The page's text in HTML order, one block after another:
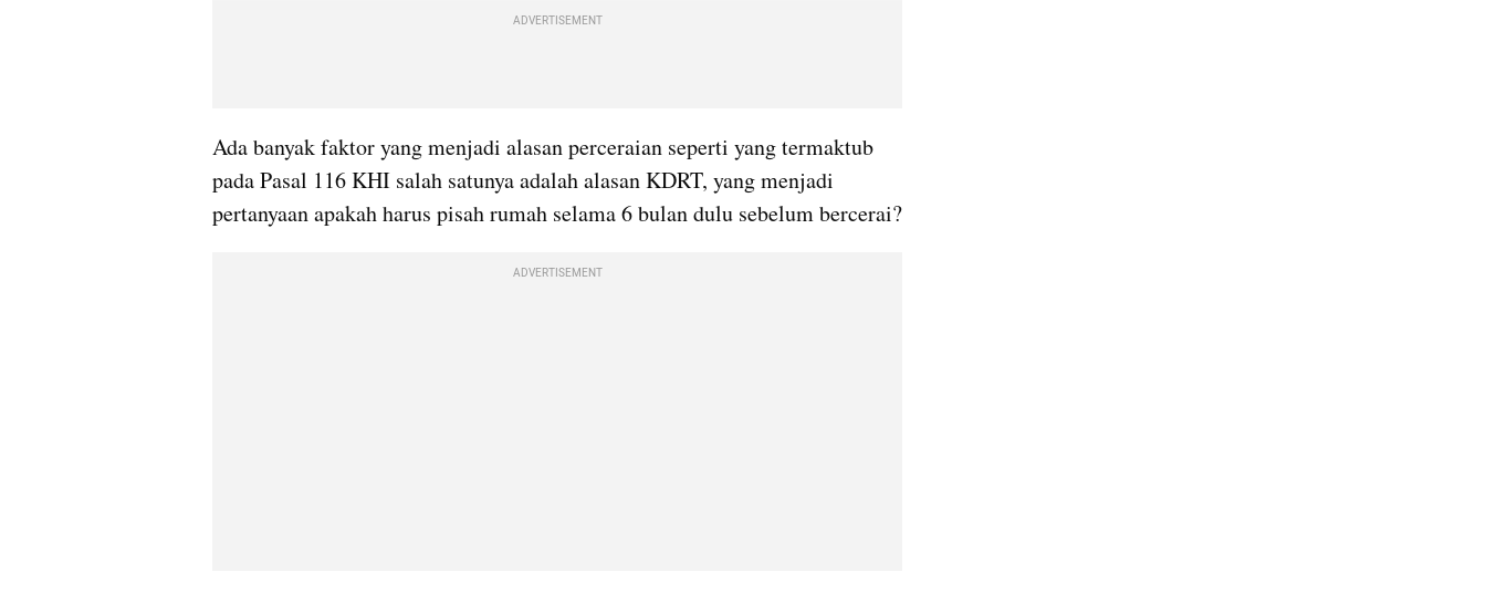
ADVERTISEMENT
Ada banyak faktor yang menjadi alasan perceraian seperti yang termaktub
pada Pasal 116 KHI salah satunya adalah alasan KDRT, yang menjadi
pertanyaan apakah harus pisah rumah selama 6 bulan dulu sebelum bercerai?
ADVERTISEMENT